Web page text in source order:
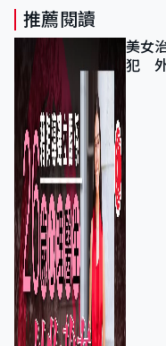
推薦閱讀
美女
犯 外